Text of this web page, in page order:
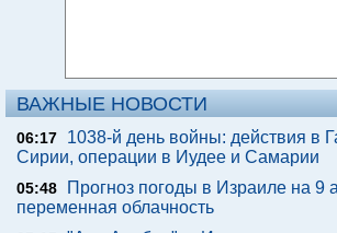
ВАЖНЫЕ НОВОСТИ
06:17
1038-й день войны: действия в
Сирии, операции в Иудее и Самарии
05:48
Прогноз погоды в Израиле на 9
переменная облачность